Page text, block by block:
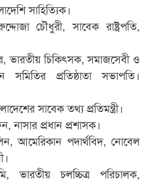
সাহিত্যিক।
চৌধুরী, সাবেক রাষ্ট্রপতি,
ভারতীয় চিকিৎসক, সমাজসেবী ও
সমিতির প্রতিষ্ঠাতা সভাপতি।
সাবেক তথ্য প্রতিমন্ত্রী।
নাসার প্রধান প্রশাসক।
আমেরিকান পদার্থবিদ, নোবেল
চলচ্চিত্র পরিচালক,